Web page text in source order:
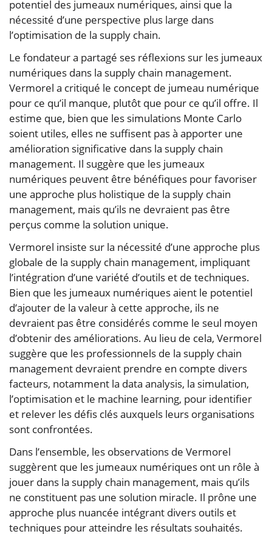
potentiel des jumeaux numériques, ainsi que la
nécessité d’une perspective plus large dans
l’optimisation de la supply chain.
Le fondateur a partagé ses réflexions sur les jumeaux
numériques dans la supply chain management.
Vermorel a critiqué le concept de jumeau numérique
pour ce qu’il manque, plutôt que pour ce qu’il offre. Il
estime que, bien que les simulations Monte Carlo
soient utiles, elles ne suffisent pas à apporter une
amélioration significative dans la supply chain
management. Il suggère que les jumeaux
numériques peuvent être bénéfiques pour favoriser
une approche plus holistique de la supply chain
management, mais qu’ils ne devraient pas être
perçus comme la solution unique.
Vermorel insiste sur la nécessité d’une approche plus
globale de la supply chain management, impliquant
l’intégration d’une variété d’outils et de techniques.
Bien que les jumeaux numériques aient le potentiel
d’ajouter de la valeur à cette approche, ils ne
devraient pas être considérés comme le seul moyen
d’obtenir des améliorations. Au lieu de cela, Vermorel
suggère que les professionnels de la supply chain
management devraient prendre en compte divers
facteurs, notamment la data analysis, la simulation,
l’optimisation et le machine learning, pour identifier
et relever les défis clés auxquels leurs organisations
sont confrontées.
Dans l’ensemble, les observations de Vermorel
suggèrent que les jumeaux numériques ont un rôle à
jouer dans la supply chain management, mais qu’ils
ne constituent pas une solution miracle. Il prône une
approche plus nuancée intégrant divers outils et
techniques pour atteindre les résultats souhaités.